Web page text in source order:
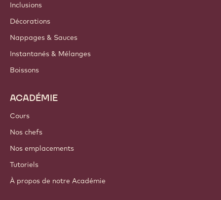
Inclusions
Décorations
Nappages & Sauces
Instantanés & Mélanges
Boissons
ACADÉMIE
Cours
Nos chefs
Nos emplacements
Tutoriels
À propos de notre Académie